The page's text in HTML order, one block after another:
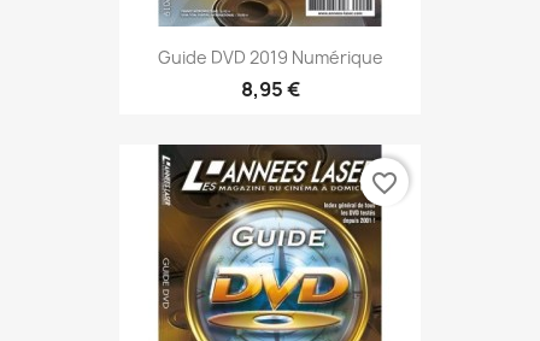
Guide DVD 2019 Numérique
8,95 €
favorite_border